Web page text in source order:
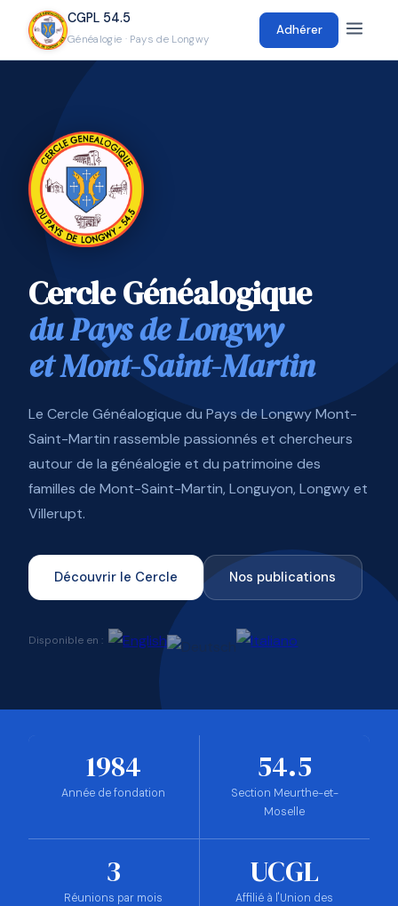
CGPL 54.5
Généalogie · Pays de Longwy
Adhérer
Cercle Généalogique
du Pays de Longwy
et Mont-Saint-Martin
Le Cercle Généalogique du Pays de Longwy Mont-
Saint-Martin rassemble passionnés et chercheurs
autour de la généalogie et du patrimoine des
familles de Mont-Saint-Martin, Longuyon, Longwy et
Villerupt.
Découvrir le Cercle Nos publications
Disponible en :
1984
Année de fondation
54.5
Section Meurthe-et-
Moselle
3
Réunions par mois
UCGL
Affilié à l'Union des